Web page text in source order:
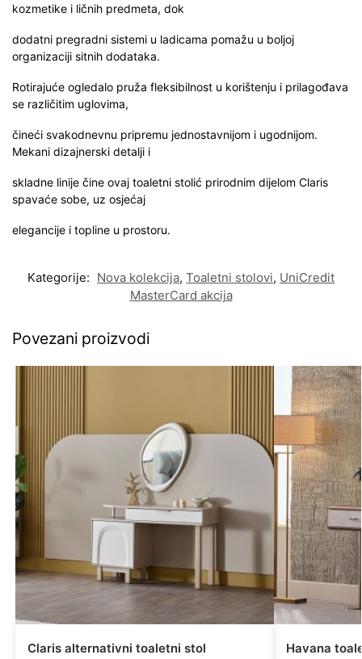
kozmetike i ličnih predmeta, dok
dodatni pregradni sistemi u ladicama pomažu u boljoj
organizaciji sitnih dodataka.
Rotirajuće ogledalo pruža fleksibilnost u korištenju i prilagođava
se različitim uglovima,
čineći svakodnevnu pripremu jednostavnijom i ugodnijom.
Mekani dizajnerski detalji i
skladne linije čine ovaj toaletni stolić prirodnim dijelom Claris
spavaće sobe, uz osjećaj
elegancije i topline u prostoru.
Kategorije: Nova kolekcija, Toaletni stolovi, UniCredit
MasterCard akcija
Povezani proizvodi
Claris alternativni toaletni stol Havana